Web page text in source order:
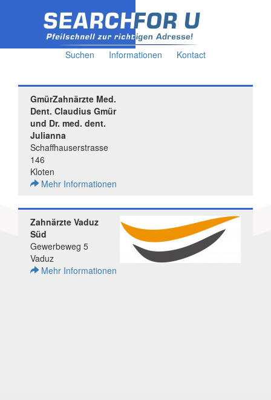
Suchen Informationen Kontact
GmürZahnärzte Med.
Dent. Claudius Gmür
und Dr. med. dent.
Julianna
Schaffhauserstrasse
146
Kloten
Mehr Informationen
Zahnärzte Vaduz
Süd
Gewerbeweg 5
Vaduz
Mehr Informationen